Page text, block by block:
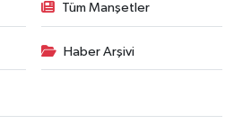
Tüm Manşetler
Haber Arşivi